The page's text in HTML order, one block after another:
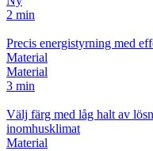
2 min
Precis energistyrning med
Material
Material
3 min
Välj färg med låg halt av
inomhusklimat
Material